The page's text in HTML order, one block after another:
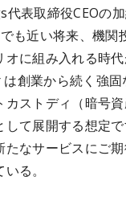
表取締役CEOの
も近い将来、機関
オに組み入れる時
創業から続く強固
カストディ（暗号
して展開する想定
たなサービスにご
る。